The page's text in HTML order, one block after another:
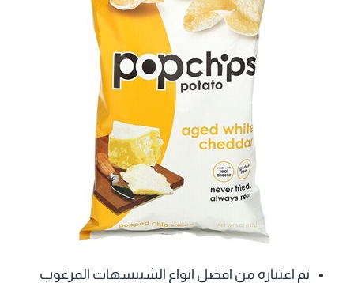
تم اعتباره من افضل انواع الشيبسهات المرغوب